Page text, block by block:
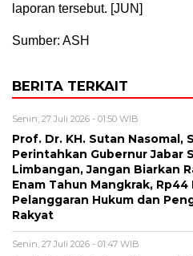
laporan tersebut. [JUN]
Sumber: ASH
BERITA TERKAIT
Senin, 27 Juli 2026 - 01:50 WIB
Prof. Dr. KH. Sutan Nasomal,
Perintahkan Gubernur Jabar
Limbangan, Jangan Biarkan
Enam Tahun Mangkrak,
Pelanggaran Hukum dan
Rakyat
Senin, 27 Juli 2026 - 01:47 WIB